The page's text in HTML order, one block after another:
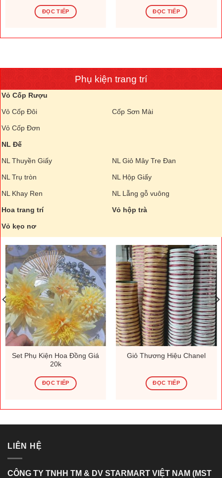
ĐỌC TIẾP ĐỌC TIẾP
Phụ kiện trang trí
Vỏ Cốp Rượu
Vỏ Cốp Đôi Cốp Sơn Mài
Vỏ Cốp Đơn
NL Đế
NL Thuyền Giấy NL Giỏ Mây Tre Đan
NL Trụ tròn NL Hộp Giấy
NL Khay Ren NL Lẵng gỗ vuông
Hoa trang trí Vỏ hộp trà
Vỏ kẹo nơ
Set Phụ Kiện Hoa Đồng Giá
20k
ĐỌC TIẾP
Giỏ Thương Hiệu Chanel
ĐỌC TIẾP
LIÊN HỆ
CÔNG TY TNHH TM & DV STARMART VIỆT NAM (MST